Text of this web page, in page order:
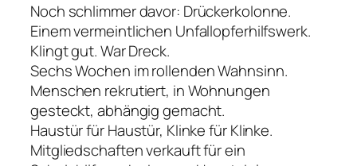
Noch schlimmer davor: Drückerkolonne.
Einem vermeintlichen Unfallopferhilfswerk.
Klingt gut. War Dreck.
Sechs Wochen im rollenden Wahnsinn.
Menschen rekrutiert, in Wohnungen
gesteckt, abhängig gemacht.
Haustür für Haustür, Klinke für Klinke.
Mitgliedschaften verkauft für ein